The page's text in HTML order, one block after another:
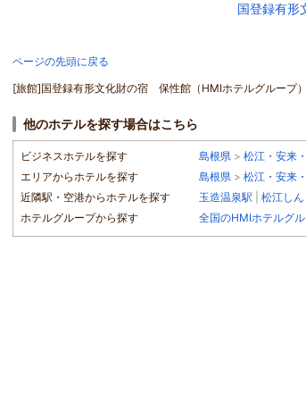
国登録有形
ページの先頭に戻る
[旅館]国登録有形文化財の宿 保性館（HMIホテルグループ
他のホテルを探す場合はこちら
ビジネスホテルを探す 島根県 > 松江・安来
エリアからホテルを探す
島根県 > 松江・安来
近隣駅・空港からホテルを探す
玉造温泉駅 松江し
ホテルグループから探す
全国のHMIホテルグ